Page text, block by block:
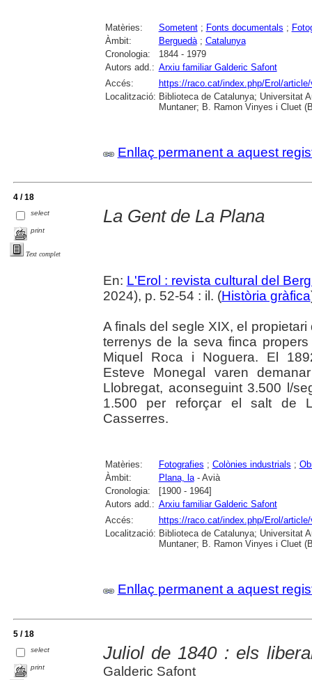
Matèries: Sometent; Fonts documentals ;
Àmbit:
Berguedà; Catalunya
Cronologia:
1844 - 1979
Autors add.: Arxiu familiar Galderic Safont
Accés:
https://raco.cat/index.php/Erol/article/
Localització: Biblioteca de Catalunya; Universitat
Muntaner; B. Ramon Vinyes i Cluet
Enllaç permanent a aquest
4 / 18
select
print
Text complet
La Gent de La Plana
En: L'Erol : revista cultural del
2024), p. 52-54 : il. (Història gràfica
A finals del segle XIX, el
terrenys de la seva finca
Miquel Roca i Noguera. El
Esteve Monegal varen
Llobregat, aconseguint 3.500 l/
1.500 per reforçar el salt de
Casserres.
Matèries: Fotografies ; Colònies industrials ;
Àmbit:
Plana, la- Avià
Cronologia:
[1900 - 1964]
Autors add.: Arxiu familiar Galderic Safont
Accés:
https://raco.cat/index.php/Erol/
Localització: Biblioteca de Catalunya; Universitat
Muntaner; B. Ramon Vinyes i Cluet
Enllaç permanent a aquest
5 / 18
select
print
Juliol de 1840 : els
Galderic Safont